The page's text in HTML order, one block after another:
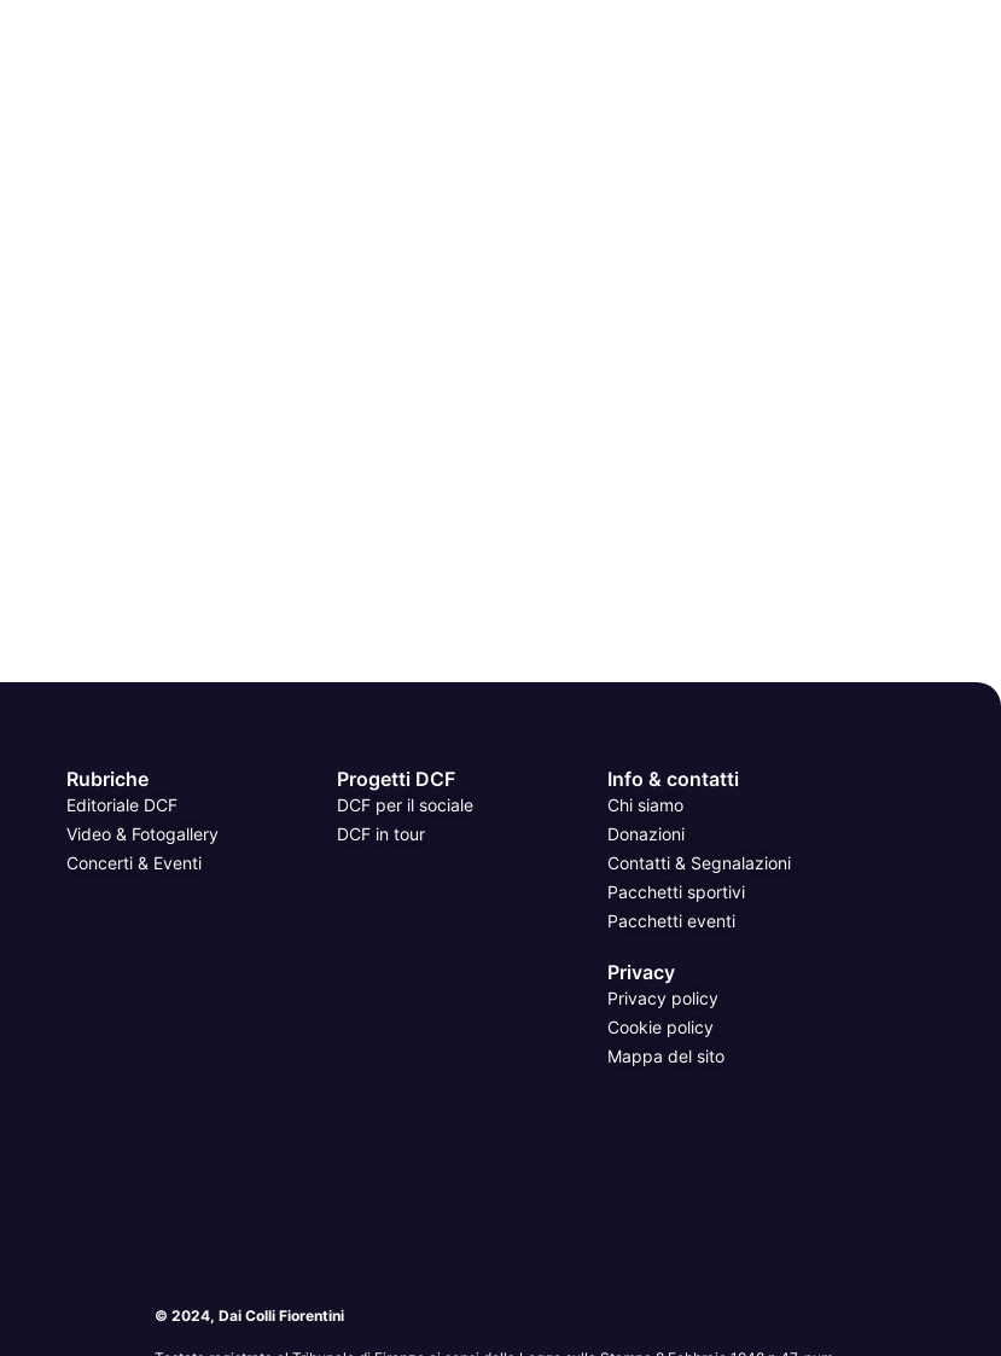
Rubriche
Editoriale DCF
Video & Fotogallery
Concerti & Eventi
Progetti DCF
DCF per il sociale
DCF in tour
Info & contatti
Chi siamo
Donazioni
Contatti & Segnalazioni
Pacchetti sportivi
Pacchetti eventi
Privacy
Privacy policy
Cookie policy
Mappa del sito
© 2024, Dai Colli Fiorentini